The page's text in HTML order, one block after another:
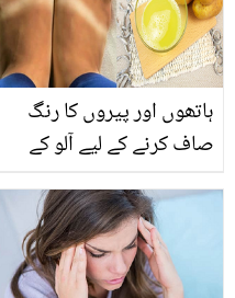
ہے؟
ہاتھوں اور پیروں کا رنگ
صاف کرنے کے لیے آلو کے
لگائیں چند دن میں ہاتھ
پاؤں کا رنگ صاف ہوتا
جائے گا